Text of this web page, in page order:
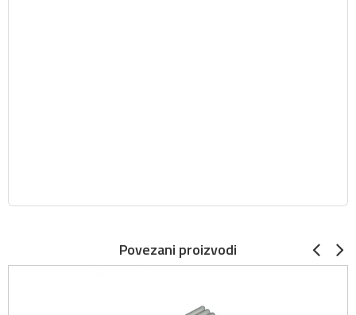
Povezani proizvodi